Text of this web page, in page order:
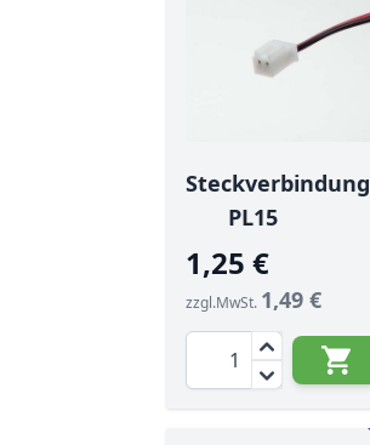
Steckverbindung
PL15
1,25 €
zzgl.MwSt. 1,49 €
Menge